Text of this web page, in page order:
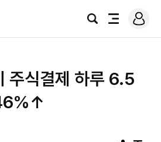
검
전
로
그
주식결제 하루 6.5